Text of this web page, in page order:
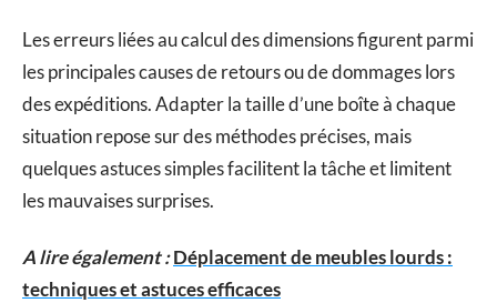
Les erreurs liées au calcul des dimensions figurent parmi
les principales causes de retours ou de dommages lors
des expéditions. Adapter la taille d’une boîte à chaque
situation repose sur des méthodes précises, mais
quelques astuces simples facilitent la tâche et limitent
les mauvaises surprises.
A lire également :Déplacement de meubles lourds :
techniques et astuces efficaces